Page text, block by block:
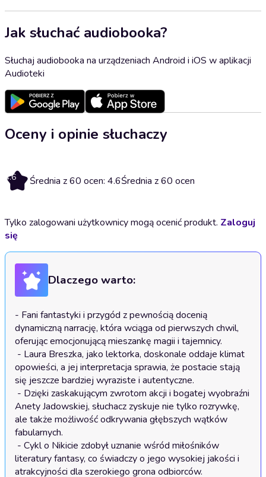
Jak słuchać audiobooka?
Słuchaj audiobooka na urządzeniach Android i iOS w aplikacji
Audioteki
Oceny i opinie słuchaczy
4.6 Średnia z 60 ocen: 4.6Średnia z 60 ocen
Tylko zalogowani użytkownicy mogą ocenić produkt. Zaloguj
się
Dlaczego warto:
- Fani fantastyki i przygód z pewnością docenią
dynamiczną narrację, która wciąga od pierwszych chwil,
oferując emocjonującą mieszankę magii i tajemnicy.
opowieści, a jej interpretacja sprawia, że postacie stają
się jeszcze bardziej wyraziste i autentyczne.
Anety Jadowskiej, słuchacz zyskuje nie tylko rozrywkę,
ale także możliwość odkrywania głębszych wątków
fabularnych.
literatury fantasy, co świadczy o jego wysokiej jakości i
atrakcyjności dla szerokiego grona odbiorców.